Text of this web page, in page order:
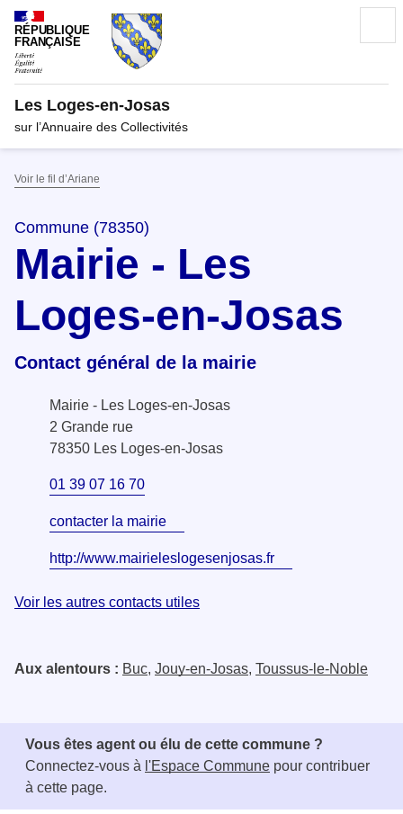
RÉPUBLIQUE
FRANÇAISE
Les Loges-en-Josas
sur l’Annuaire des Collectivités
Voir le fil d’Ariane
Commune (78350)
Mairie - Les
Loges-en-Josas
Contact général de la mairie
Mairie - Les Loges-en-Josas
2 Grande rue
78350 Les Loges-en-Josas
01 39 07 16 70
contacter la mairie
http://www.mairieleslogesenjosas.fr
Voir les autres contacts utiles
Aux alentours : Buc, Jouy-en-Josas, Toussus-le-Noble
Vous êtes agent ou élu de cette commune ?
Connectez-vous à l'Espace Commune pour contribuer
à cette page.